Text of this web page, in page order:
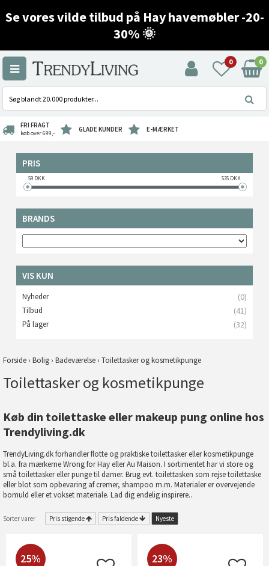
Se vores vilde tilbud på Hay havemøbler -20-
30% 🌞
0 0
FRI FRAGT
køb over 699,- GLADE KUNDER E-MÆRKET
PRIS
59DKK 535DKK
BRANDS
VIS KUN
Nyheder (0)
Tilbud (41)
På lager (32)
Forside › Bolig › Badeværelse › Toilettasker og kosmetikpunge
Toilettasker og kosmetikpunge
Køb din toilettaske eller makeup pung online hos
Trendyliving.dk
TrendyLiving.dk forhandler flotte og praktiske toilettasker eller kosmetikpunge
bl.a. fra mærkerne Wrong for Hay eller Au Maison. I sortimentet har vi store og
små toilettasker eller punge til damer. Brug evt. toilettasken som rejse toilettaske
eller blot som opbevaring af cremer, shampoo m.m. Materialer er overvejende
bomuld eller et vokset materiale. Lad dig endelig inspirere..
Sorter varer Pris stigende Pris faldende Nyeste
25% 23%